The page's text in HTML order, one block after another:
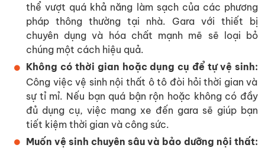
thể vượt quá khả năng làm sạch của các phương
pháp thông thường tại nhà. Gara với thiết bị
chuyên dụng và hóa chất mạnh mẽ sẽ loại bỏ
chúng một cách hiệu quả.
Không có thời gian hoặc dụng cụ để tự vệ sinh:
Công việc vệ sinh nội thất ô tô đòi hỏi thời gian và
sự tỉ mỉ. Nếu bạn quá bận rộn hoặc không có đầy
đủ dụng cụ, việc mang xe đến gara sẽ giúp bạn
tiết kiệm thời gian và công sức.
Muốn vệ sinh chuyên sâu và bảo dưỡng nội thất: